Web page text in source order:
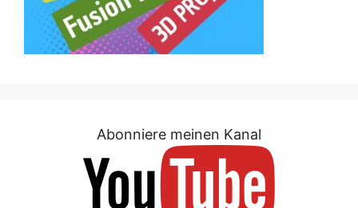
Abonniere meinen Kanal